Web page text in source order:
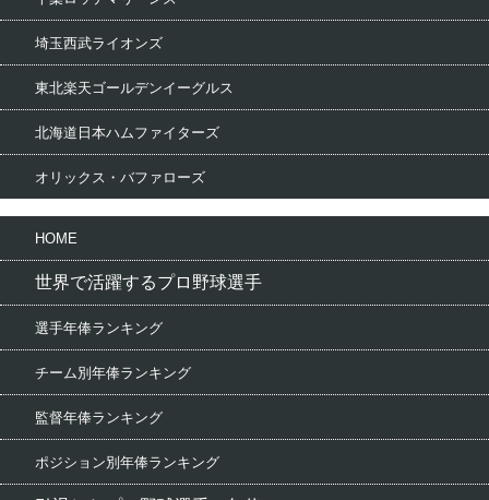
埼玉西武ライオンズ
東北楽天ゴールデンイーグルス
北海道日本ハムファイターズ
オリックス・バファローズ
HOME
世界で活躍するプロ野球選手
選手年俸ランキング
チーム別年俸ランキング
監督年俸ランキング
ポジション別年俸ランキング